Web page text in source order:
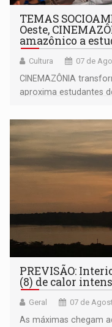
TEMAS
Oeste,
amazônico a
Cultura 07 de
CINEMAZÔNIA
aproxima estudantes
PREVISÃO:
(8) de calor
Geral 07 de
As máximas chegam